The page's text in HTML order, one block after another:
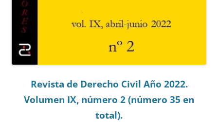
Revista de Derecho Civil Año 2022.
Volumen IX, número 2 (número 35 en
total).